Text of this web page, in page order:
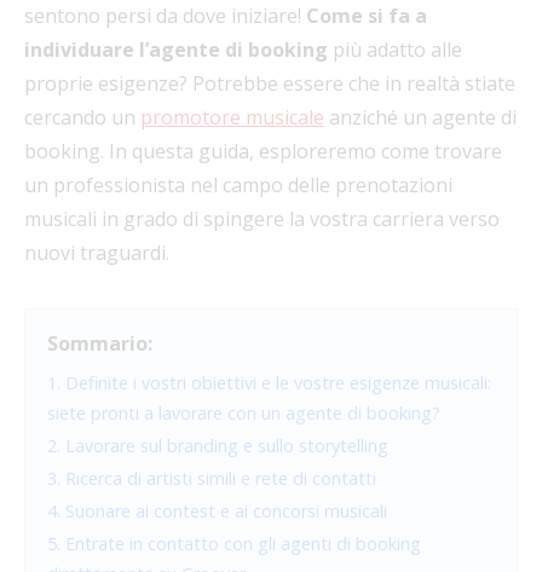
sentono persi da dove iniziare! Come si fa a
individuare l’agente di booking più adatto alle
proprie esigenze? Potrebbe essere che in realtà stiate
cercando un promotore musicale anziché un agente di
booking. In questa guida, esploreremo come trovare
un professionista nel campo delle prenotazioni
musicali in grado di spingere la vostra carriera verso
nuovi traguardi.
Sommario:
1. Definite i vostri obiettivi e le vostre esigenze musicali:
siete pronti a lavorare con un agente di booking?
2. Lavorare sul branding e sullo storytelling
3. Ricerca di artisti simili e rete di contatti
4. Suonare ai contest e ai concorsi musicali
5. Entrate in contatto con gli agenti di booking